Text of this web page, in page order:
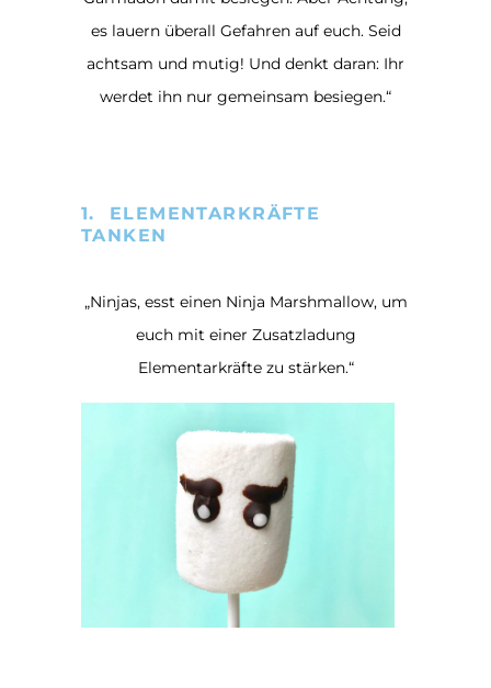
es lauern überall Gefahren auf euch. Seid
achtsam und mutig! Und denkt daran: Ihr
werdet ihn nur gemeinsam besiegen.“
1. ELEMENTARKRÄFTE
TANKEN
„Ninjas, esst einen Ninja Marshmallow, um
euch mit einer Zusatzladung
Elementarkräfte zu stärken.“